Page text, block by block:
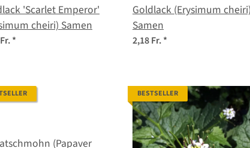
'Scarlet Emperor'
cheiri) Samen
*
Goldlack (Erysimum cheiri)
Samen
2,18 Fr.*
BESTSELLER